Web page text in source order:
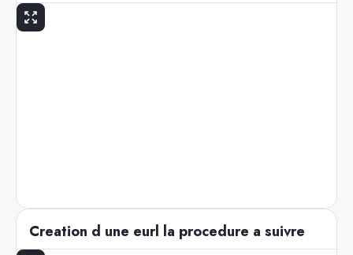
Creation d une eurl la procedure a suivre